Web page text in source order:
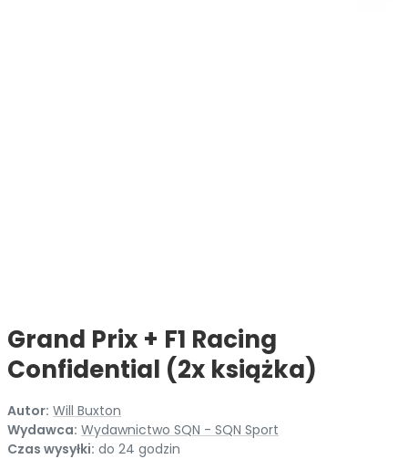
Grand Prix + F1 Racing
Confidential (2x książka)
Autor: Will Buxton
Wydawca: Wydawnictwo SQN - SQN Sport
Czas wysyłki: do 24 godzin